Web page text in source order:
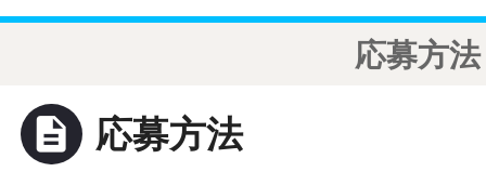
応募方法
description 応募方法